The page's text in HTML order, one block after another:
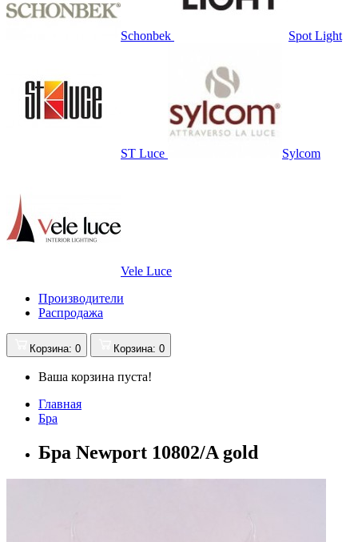
Schonbek Spot Light
ST Luce Sylcom
Vele Luce
Производители
Распродажа
Корзина: 0 Корзина: 0
Ваша корзина пуста!
Главная
Бра
Бра Newport 10802/A gold